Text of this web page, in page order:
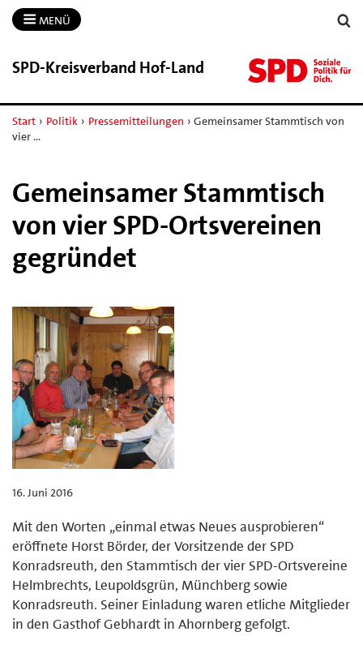
MENÜ
SPD-​Kreisverband Hof-​Land
Start › Politik › Pressemitteilungen › Gemeinsamer Stammtisch von
vier …
Gemeinsamer Stammtisch
von vier SPD-Ortsvereinen
gegründet
16. Juni 2016
Mit den Worten „einmal etwas Neues ausprobieren“
eröffnete Horst Börder, der Vorsitzende der SPD
Konradsreuth, den Stammtisch der vier SPD-Ortsvereine
Helmbrechts, Leupoldsgrün, Münchberg sowie
Konradsreuth. Seiner Einladung waren etliche Mitglieder
in den Gasthof Gebhardt in Ahornberg gefolgt.